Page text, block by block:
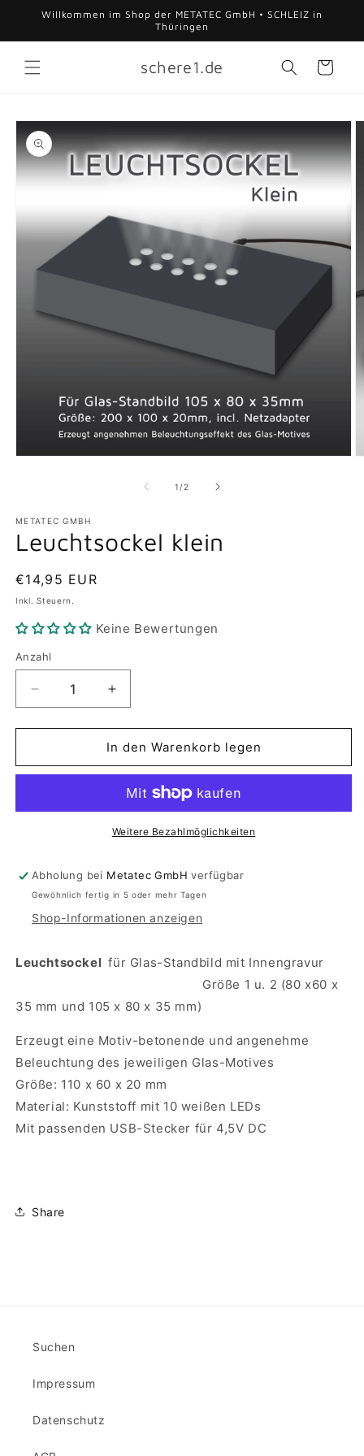
zumWillkommen im Shop der METATEC GmbH • SCHLEIZ in
Thüringen
schere1.de Warenkorb
1 /von
2
METATEC GMBH
Leuchtsockel klein
Normaler
Preis
€14,95 EUR
Inkl. Steuern.
Keine Bewertungen
Anzahl
Verringere
die
Menge
Leuchtsockel
Erhöhe
die
Menge
für
Leuchtsockel
In den Warenkorb legen
Weitere Bezahlmöglichkeiten
Abholung bei Metatec GmbH verfügbar
Gewöhnlich fertig in 5 oder mehr Tagen
Shop-Informationen anzeigen
Leuchtsockel für Glas-Standbild mit Innengravur
Größe 1 u. 2 (80 x60 x
35 mm und 105 x 80 x 35 mm)
Erzeugt eine Motiv-betonende und angenehme
Beleuchtung des jeweiligen Glas-Motives
Größe: 110 x 60 x 20 mm
Material: Kunststoff mit 10 weißen LEDs
Mit passenden USB-Stecker für 4,5V DC
Share
Suchen
Impressum
Datenschutz